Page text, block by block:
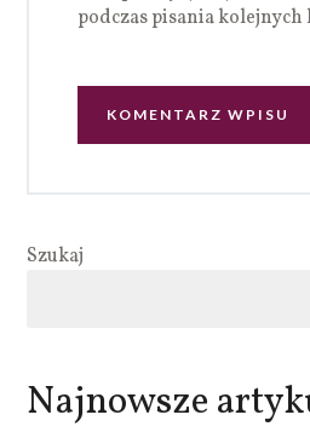
podczas pisania
Szukaj
Najnowsze